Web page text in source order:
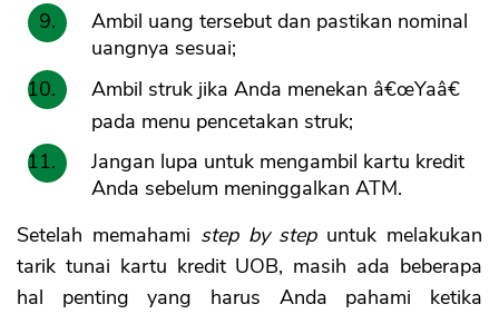
Ambil uang tersebut dan pastikan nominal
uangnya sesuai;
Ambil struk jika Anda menekan â€œYaâ€
pada menu pencetakan struk;
Jangan lupa untuk mengambil kartu kredit
Anda sebelum meninggalkan ATM.
Setelah memahami step by step untuk melakukan
tarik tunai kartu kredit UOB, masih ada beberapa
hal penting yang harus Anda pahami ketika